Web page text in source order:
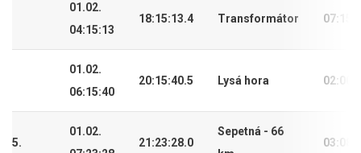
01.02.
04:15:13
18:15:13.4 Transformátor
01.02.
06:15:40
20:15:40.5 Lysá hora
5.
01.02.
21:23:28.0
Sepetná - 66